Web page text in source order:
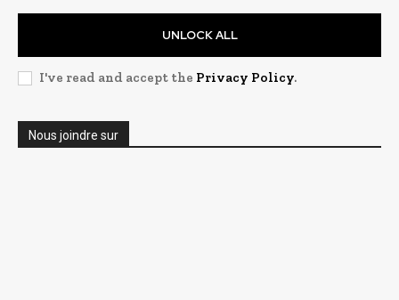
UNLOCK ALL
I've read and accept the Privacy Policy.
Nous joindre sur